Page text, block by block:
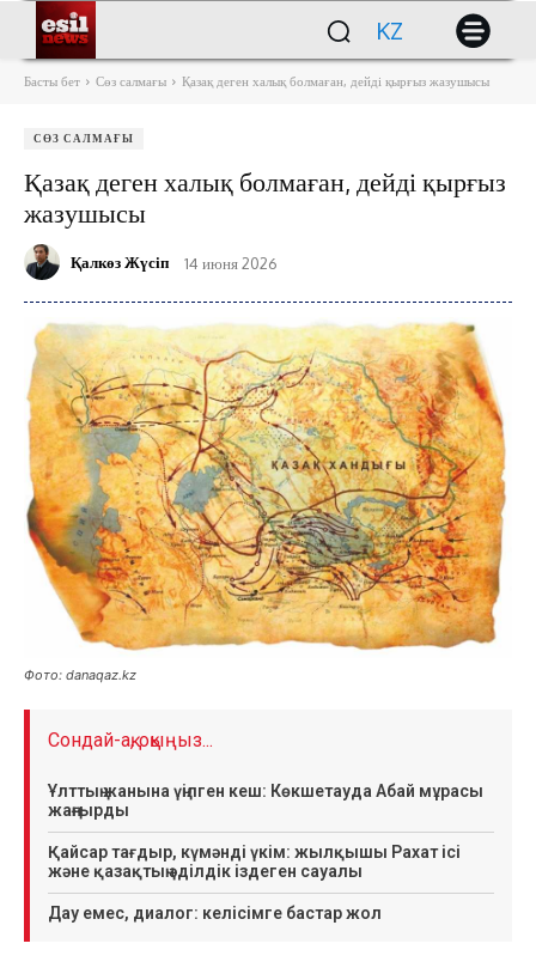
KZ
Басты бет Сөз салмағы Қазақ деген халық болмаған, дейді қырғыз жазушысы
СӨЗ САЛМАҒЫ
Қазақ деген халық болмаған, дейді қырғыз
жазушысы
Қалкөз Жүсіп 14 июня 2026
Фото: danaqaz.kz
Сондай-ақ, оқыңыз...
Ұлттың жанына үңілген кеш: Көкшетауда Абай мұрасы
жаңғырды
Қайсар тағдыр, күмәнді үкім: жылқышы Рахат ісі
және қазақтың әділдік іздеген сауалы
Дау емес, диалог: келісімге бастар жол